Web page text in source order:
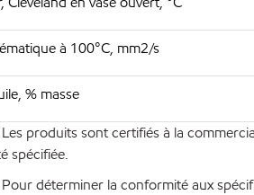
à 100°C, mm2/s
% masse
produits sont certifiés à la
spécifiée.
déterminer la conformité aux